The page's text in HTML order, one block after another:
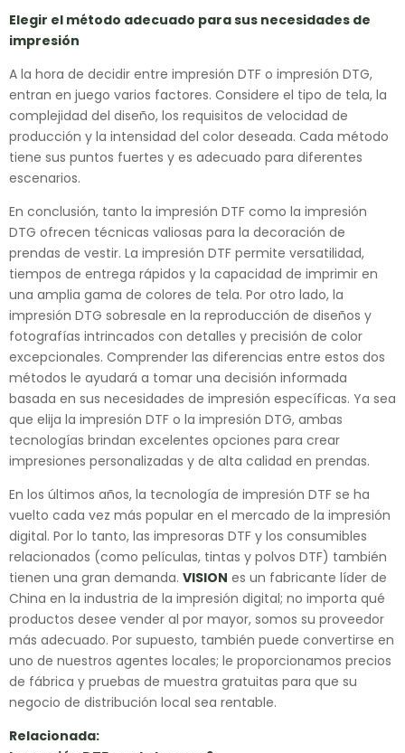
Elegir el método adecuado para sus necesidades de
impresión
A la hora de decidir entre impresión DTF o impresión DTG,
entran en juego varios factores. Considere el tipo de tela, la
complejidad del diseño, los requisitos de velocidad de
producción y la intensidad del color deseada. Cada método
tiene sus puntos fuertes y es adecuado para diferentes
escenarios.
En conclusión, tanto la impresión DTF como la impresión
DTG ofrecen técnicas valiosas para la decoración de
prendas de vestir. La impresión DTF permite versatilidad,
tiempos de entrega rápidos y la capacidad de imprimir en
una amplia gama de colores de tela. Por otro lado, la
impresión DTG sobresale en la reproducción de diseños y
fotografías intrincados con detalles y precisión de color
excepcionales. Comprender las diferencias entre estos dos
métodos le ayudará a tomar una decisión informada
basada en sus necesidades de impresión específicas. Ya sea
que elija la impresión DTF o la impresión DTG, ambas
tecnologías brindan excelentes opciones para crear
impresiones personalizadas y de alta calidad en prendas.
En los últimos años, la tecnología de impresión DTF se ha
vuelto cada vez más popular en el mercado de la impresión
digital. Por lo tanto, las impresoras DTF y los consumibles
relacionados (como películas, tintas y polvos DTF) también
tienen una gran demanda. VISION es un fabricante líder de
China en la industria de la impresión digital; no importa qué
productos desee vender al por mayor, somos su proveedor
más adecuado. Por supuesto, también puede convertirse en
uno de nuestros agentes locales; le proporcionamos precios
de fábrica y pruebas de muestra gratuitas para que su
negocio de distribución local sea rentable.
Relacionada: